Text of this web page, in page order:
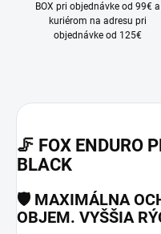
BOX pri objednávke od 99€ a
kuriérom na adresu pri
objednávke od 125€
🦵 FOX ENDURO
BLACK
🛡️ MAXIMÁLNA
OBJEM. VYŠŠIA